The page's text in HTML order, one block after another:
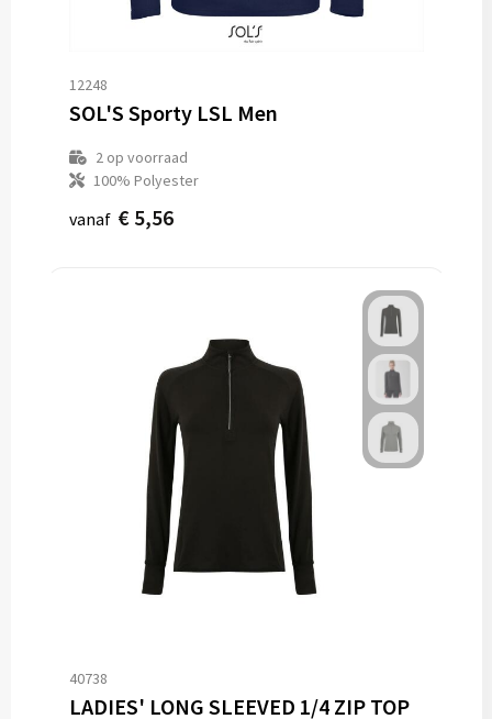
12248
SOL'S Sporty LSL Men
2op voorraad
100% Polyester
vanaf € 5,56
40738
LADIES' LONG SLEEVED 1/4 ZIP TOP